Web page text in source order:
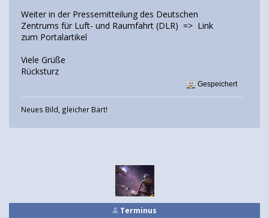
Weiter in der Pressemitteilung des Deutschen
Zentrums für Luft- und Raumfahrt (DLR) => Link
zum Portalartikel
Viele Grüße
Rücksturz
Gespeichert
Neues Bild, gleicher Bart!
Terminus